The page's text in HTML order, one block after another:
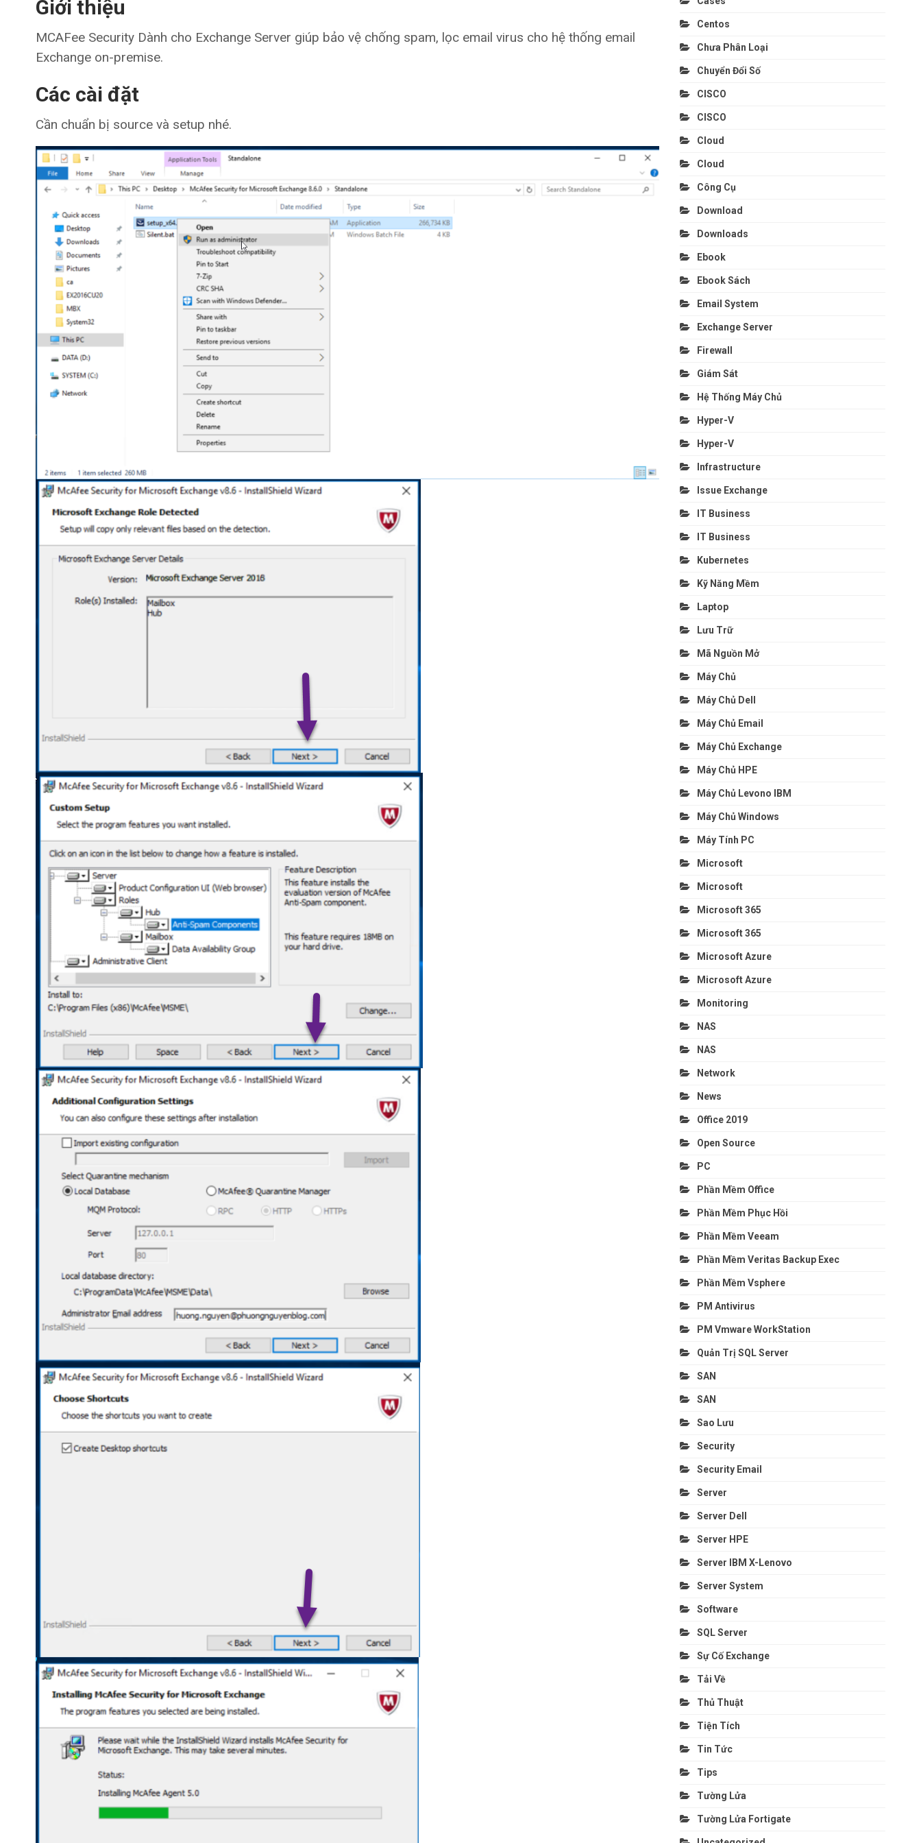
Giới thiệu
MCAFee Security Dành cho Exchange Server giúp bảo vệ chống spam, lọc email virus cho hệ thống email
Exchange on-premise.
Các cài đặt
Cần chuẩn bị source và setup nhé.
Centos
Chưa Phân Loại
Chuyển Đổi Số
CISCO
CISCO
Cloud
Cloud
Công Cụ
Download
Downloads
Ebook
Ebook Sách
Email System
Exchange Server
Firewall
Giám Sát
Hệ Thống Máy Chủ
Hyper-V
Hyper-V
Infrastructure
Issue Exchange
IT Business
IT Business
Kubernetes
Kỹ Năng Mềm
Laptop
Lưu Trữ
Mã Nguồn Mở
Máy Chủ
Máy Chủ Dell
Máy Chủ Email
Máy Chủ Exchange
Máy Chủ HPE
Máy Chủ Levono IBM
Máy Chủ Windows
Máy Tính PC
Microsoft
Microsoft
Microsoft 365
Microsoft 365
Microsoft Azure
Microsoft Azure
Monitoring
NAS
NAS
Network
News
Office 2019
Open Source
PC
Phần Mềm Office
Phần Mềm Phục Hồi
Phần Mềm Veeam
Phần Mềm Veritas Backup Exec
Phần Mềm Vsphere
PM Antivirus
PM Vmware WorkStation
Quản Trị SQL Server
SAN
SAN
Sao Lưu
Security
Security Email
Server
Server Dell
Server HPE
Server IBM X-Lenovo
Server System
Software
SQL Server
Sự Cố Exchange
Tải Về
Thủ Thuật
Tiện Tích
Tin Tức
Tips
Tường Lửa
Tường Lửa Fortigate